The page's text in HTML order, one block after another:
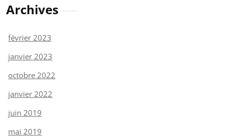
Archives
février 2023
janvier 2023
octobre 2022
janvier 2022
juin 2019
mai 2019